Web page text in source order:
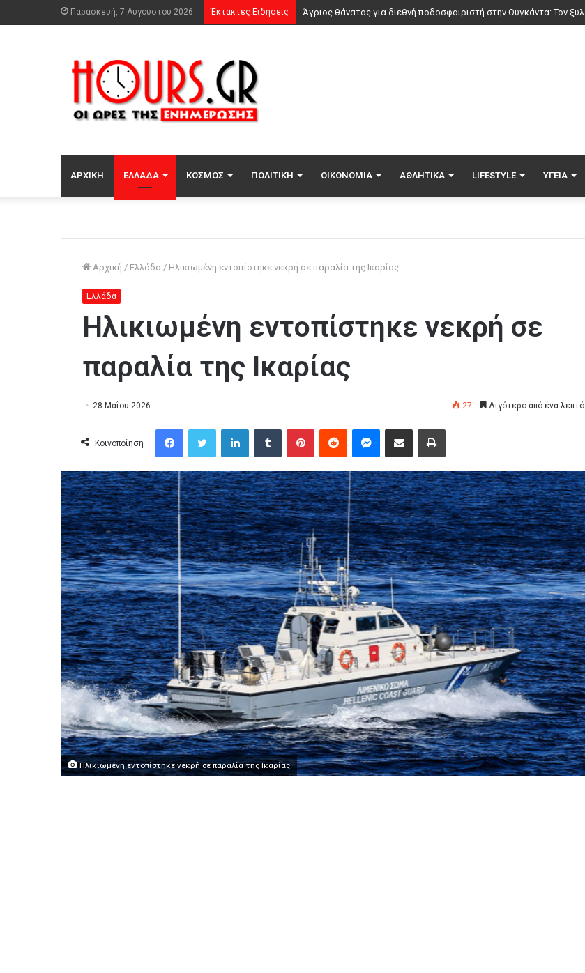
Παρασκευή, 7 Αυγούστου 2026 Έκτακτες Ειδήσεις
ΑΡΧΙΚΉ ΕΛΛΆΔΑ ΚΌΣΜΟΣ ΠΟΛΙΤΙΚΉ ΟΙΚΟΝΟΜΊΑ ΑΘΛΗΤΙΚΆ LIFESTYLE ΥΓΕΊΑ
Αρχική / Ελλάδα / Ηλικιωμένη εντοπίστηκε νεκρή σε παραλία της Ικαρίας
Ελλάδα
Ηλικιωμένη εντοπίστηκε νεκρή σε
παραλία της Ικαρίας
28 Μαΐου 2026 27 Λιγότερο από ένα λεπτό
Κοινοποίηση
Ηλικιωμένη εντοπίστηκε νεκρή σε παραλία της Ικαρίας